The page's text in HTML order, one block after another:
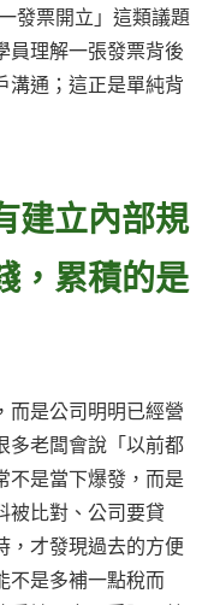
發票開立」這類議題
員理解一張發票背後
溝通；這正是單純背
建立內部規
，累積的是
而是公司明明已經營
多老闆會說「以前都
不是當下爆發，而是
被比對、公司要貸
，才發現過去的方便
不是多補一點稅而